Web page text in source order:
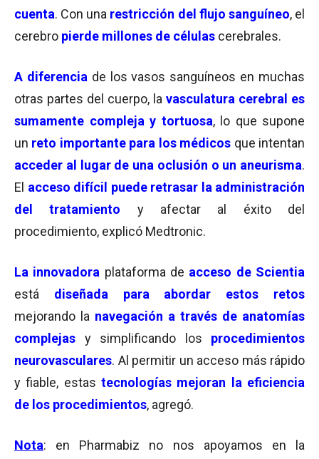
cuenta. Con una restricción del flujo sanguíneo, el
cerebro pierde millones de células cerebrales.
A diferencia de los vasos sanguíneos en muchas
otras partes del cuerpo, la vasculatura cerebral es
sumamente compleja y tortuosa, lo que supone
un reto importante para los médicos que intentan
acceder al lugar de una oclusión o un aneurisma.
El acceso difícil puede retrasar la administración
del tratamiento
y afectar al éxito del
procedimiento, explicó Medtronic.
La innovadora plataforma de acceso de Scientia
está diseñada para abordar estos retos
mejorando la navegación a través de anatomías
complejas y simplificando los procedimientos
neurovasculares. Al permitir un acceso más rápido
y fiable, estas tecnologías mejoran la eficiencia
de los procedimientos, agregó.
Nota: en Pharmabiz no nos apoyamos en la